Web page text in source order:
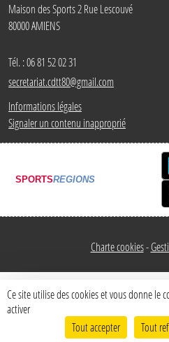
Maison des Sports 2 Rue Lescouvé
80000AMIENS
Tél. :06 81 52 02 31
secretariat.cdtt80@gmail.com
Informations légales
Signaler un contenu inapproprié
SPORTSREGIONS
Charte cookies
Envie de participer ?
Ce site utilise des cookies et vous donne le
activer
Tout accepter
Tout